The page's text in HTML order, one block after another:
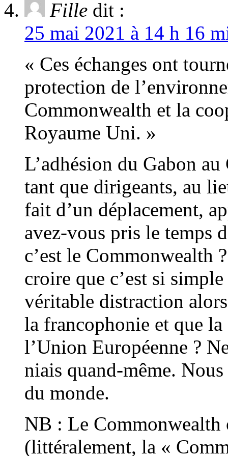
Fille dit :
25 mai 2021 à 14 h 16
« Ces échanges ont
protection de
Commonwealth et la
Royaume Uni. »
L’adhésion du Gabon
tant que dirigeants, au
fait d’un déplacement,
avez-vous pris le temps
c’est le Commonwealth
croire que c’est si
véritable distraction
la francophonie et que
l’Union Européenne ?
niais quand-même.
du monde.
NB : Le
(littéralement, la «